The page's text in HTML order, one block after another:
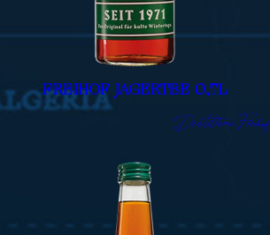
FREIHOF JAGERTEE 0,7L
Destillerie Freihof